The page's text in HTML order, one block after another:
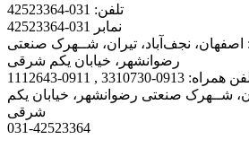
تلفن: 031-42523364
نمابر
031-42523364
اصفهان، نجف‌آباد، تیران، شــهرک صنعتی
رضوانشهر، خیابان یکم شرقی
همراه: 0913-3310730 , 0911-1112643
شــهرک صنعتی رضوانشهر، خیابان یکم
شرقی
031-42523364